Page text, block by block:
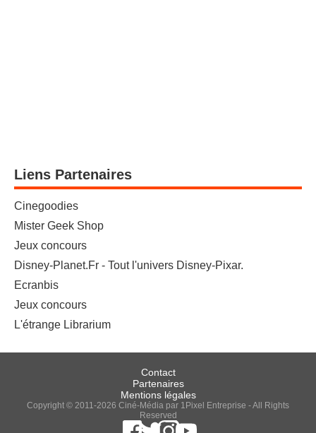
Liens Partenaires
Cinegoodies
Mister Geek Shop
Jeux concours
Disney-Planet.Fr - Tout l'univers Disney-Pixar.
Ecranbis
Jeux concours
L'étrange Librarium
Contact
Partenaires
Mentions légales
Copyright © 2011-2026 Ciné-Média par 1Pixel Entreprise - All Rights
Reserved